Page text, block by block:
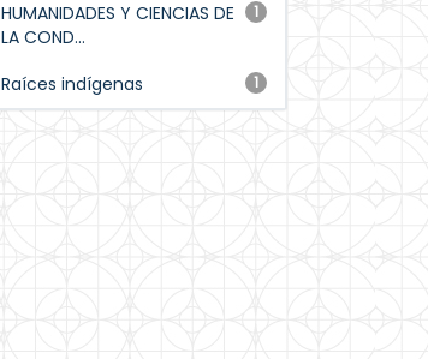
1
HUMANIDADES Y CIENCIAS DE
LA COND...
1
Raíces indígenas